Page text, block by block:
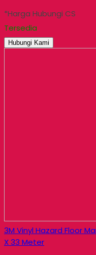
*Harga Hubungi CS
Tersedia
Hubungi Kami
3M Vinyl Hazard Floor
X 33 Meter